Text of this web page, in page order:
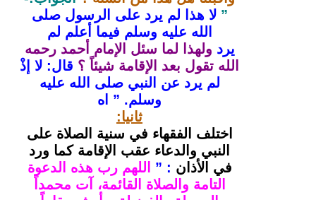
”لا هذا لم يرد على الرسول صلى
الله عليه وسلم فيما أعلم لم
يرد ولهذا لما سئل الإمام أحمد رحمه
الله تقول بعد الإقامة شيئاً ؟ قال: لا إذْ
لم يرد عن النبي صلى الله عليه
وسلم. ” اه
ثانيا:
اختلف الفقهاء في سنية الصلاة على
النبي والدعاء عقب الإقامة كما ورد
في الأذان : ”
اللهم رب هذه الدعوة
التامة والصلاة القائمة، آت محمداً